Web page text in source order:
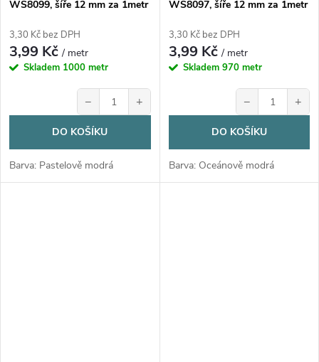
WS8099, šíře 12 mm za 1metr
3,30 Kč bez DPH
3,99 Kč/ metr
Skladem 1000 metr
− +
DO KOŠÍKU
Barva: Pastelově modrá
WS8097, šíře 12 mm za 1metr
3,30 Kč bez DPH
3,99 Kč/ metr
Skladem 970 metr
− +
DO KOŠÍKU
Barva: Oceánově modrá